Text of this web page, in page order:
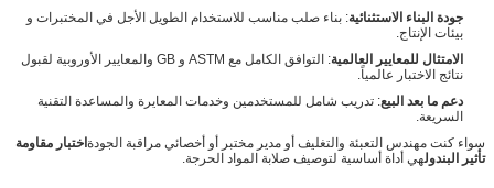
جودة البناء الاستثنائية: بناء صلب مناسب للاستخدام الطويل الأجل في المختبرات و
بيئات الإنتاج.
الامتثال للمعايير العالمية
: التوافق الكامل مع ASTM و GB والمعايير الأوروبية لقبول
نتائج الاختبار عالمياً.
دعم ما بعد البيع: تدريب شامل للمستخدمين وخدمات المعايرة والمساعدة التقنية
السريعة.
سواء كنت مهندس التعبئة والتغليف أو مدير مختبر أو أخصائي مراقبة الجودةاختبار مقاومة
تأثير البندولهي أداة أساسية لتوصيف صلابة المواد الحرجة.